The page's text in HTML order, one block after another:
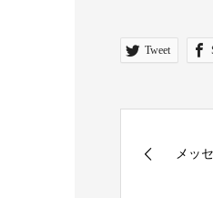
Tweet
メッ